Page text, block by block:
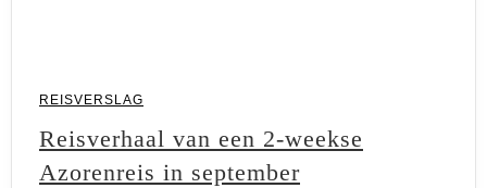
REISVERSLAG
Reisverhaal van een 2-weekse
Azorenreis in september